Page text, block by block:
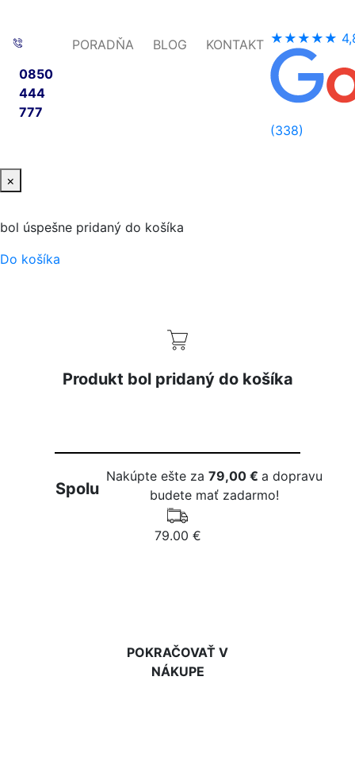
0850
444
777
PORADŇA BLOG KONTAKT ★★★★★
(338)
×
bol úspešne pridaný do košíka
Do košíka
Produkt bol pridaný do košíka
Spolu
Nakúpte ešte za79,00 €a dopravu
budete mať zadarmo!
79.00 €
POKRAČOVAŤ V
NÁKUPE